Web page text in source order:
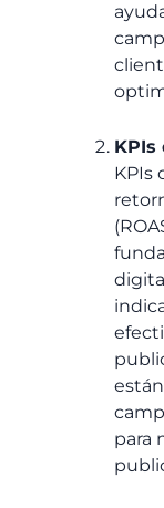
KPIs
para